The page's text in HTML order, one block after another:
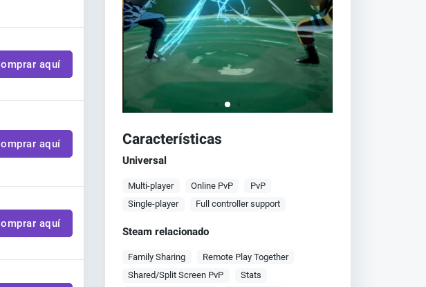
aquí
aquí
aquí
Características
Universal
Multi-player Online PvP
PvP
Single-player
Full controller support
Steam relacionado
Family Sharing
Remote Play Together
Shared/Split Screen PvP
Stats